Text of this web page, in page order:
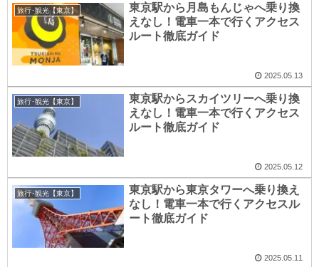
旅行･観光【東京】
東京駅から月島もんじゃへ乗り換
えなし！電車一本で行くアクセス
ルート徹底ガイド
2025.05.13
旅行･観光【東京】
東京駅からスカイツリーへ乗り換
えなし！電車一本で行くアクセス
ルート徹底ガイド
2025.05.12
旅行･観光【東京】
東京駅から東京タワーへ乗り換え
なし！電車一本で行くアクセスル
ート徹底ガイド
2025.05.11